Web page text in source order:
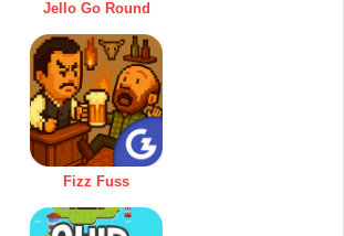
Jello Go Round
Fizz Fuss